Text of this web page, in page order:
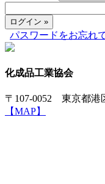
パスワードをお忘れ
化成品工業協会
〒107-0052 東京都港
【MAP】